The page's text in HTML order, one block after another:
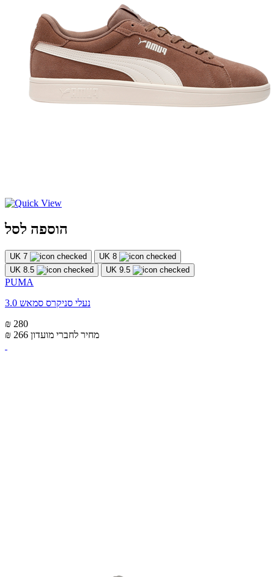
הוספה לסל
UK 7
UK 8
UK 8.5
UK 9.5
PUMA
נעלי סניקרס סמאש 3.0
₪ 280
₪ 266 מחיר לחברי מועדון